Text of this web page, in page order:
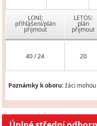
LONI:
přihlášení/plán
přijmout
LETOS:
plán
přijmout
40 / 24 20
Poznámky k oboru:žáci